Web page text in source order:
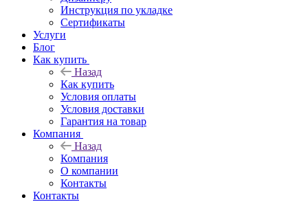
Инструкция по укладке
Сертификаты
Услуги
Блог
Как купить
Назад
Как купить
Условия оплаты
Условия доставки
Гарантия на товар
Компания
Назад
Компания
О компании
Контакты
Контакты